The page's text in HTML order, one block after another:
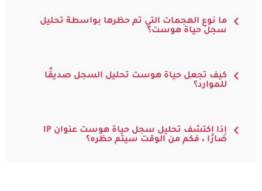
ما نوع الهجمات التي تم حظرها بواسطة تحليل
سجل حياة هوست؟
كيف تجعل حياة هوست تحليل السجل صديقًا
للموارد؟
إذا اكتشف تحليل سجل حياة هوست عنوان IP
ضارًا ، فكم من الوقت سيتم حظره؟